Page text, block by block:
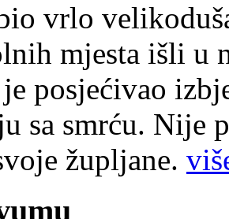
vrlo
mjesta išli u
posjećivao
sa smrću. Nije
župljane.